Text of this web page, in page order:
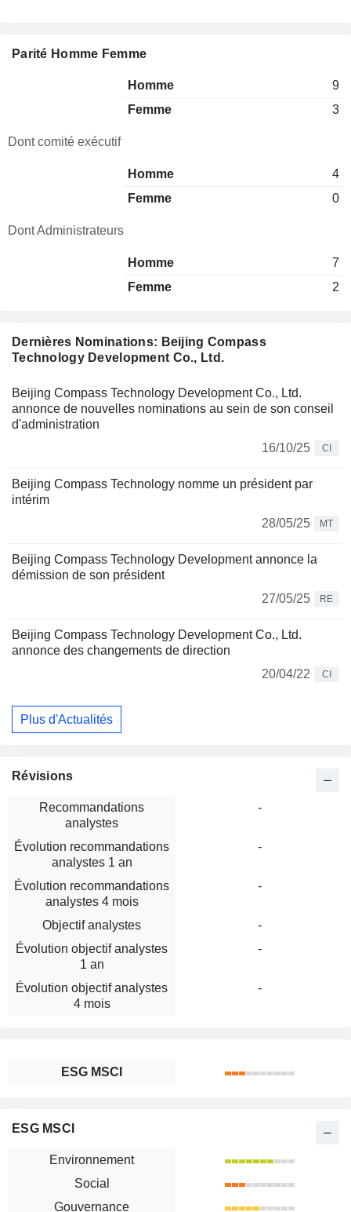
Dernières Nominations: Beijing Compass
Technology Development Co., Ltd.
Beijing Compass Technology Development Co., Ltd.
annonce de nouvelles nominations au sein de son conseil
d'administration
16/10/25
CI
Beijing Compass Technology nomme un président par
intérim
28/05/25
MT
Beijing Compass Technology Development annonce la
démission de son président
27/05/25
RE
Beijing Compass Technology Development Co., Ltd.
annonce des changements de direction
20/04/22
CI
Plus d'Actualités
Parité Homme Femme
Homme
9
Femme
3
Dont comité exécutif
Homme
4
Femme
0
Dont Administrateurs
Homme
7
Femme
2
Révisions
Recommandations
analystes
-
Évolution recommandations
analystes 1 an
-
Évolution recommandations
analystes 4 mois
-
Objectif analystes
-
Évolution objectif analystes
1 an
-
Évolution objectif analystes
4 mois
-
ESG MSCI
ESG MSCI
Environnement
Social
Gouvernance